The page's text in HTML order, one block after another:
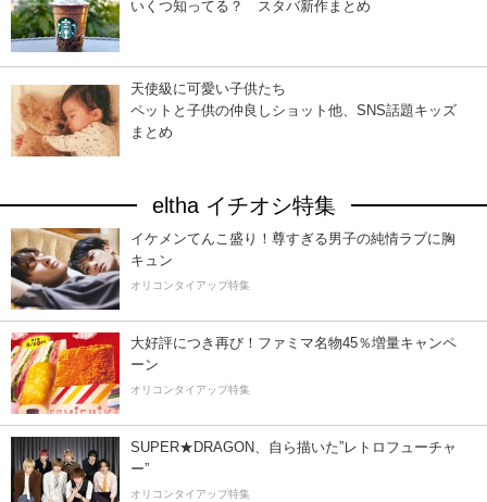
いくつ知ってる？ スタバ新作まとめ
天使級に可愛い子供たち
ペットと子供の仲良しショット他、SNS話題キッズ
まとめ
eltha イチオシ特集
イケメンてんこ盛り！尊すぎる男子の純情ラブに胸
キュン
オリコンタイアップ特集
大好評につき再び！ファミマ名物45％増量キャンペ
ーン
オリコンタイアップ特集
SUPER★DRAGON、自ら描いた”レトロフューチャ
ー”
オリコンタイアップ特集